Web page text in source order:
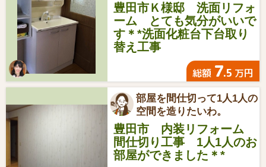
豊田市Ｋ様邸 洗面リフォ
ーム とても気分がいいで
す＊*洗面化粧台下台取り
替え工事
総額 7.5 万円
部屋を間仕切って1人1人の
空間を造りたいわ。
豊田市 内装リフォーム
間仕切り工事 1人1人のお
部屋ができました＊*